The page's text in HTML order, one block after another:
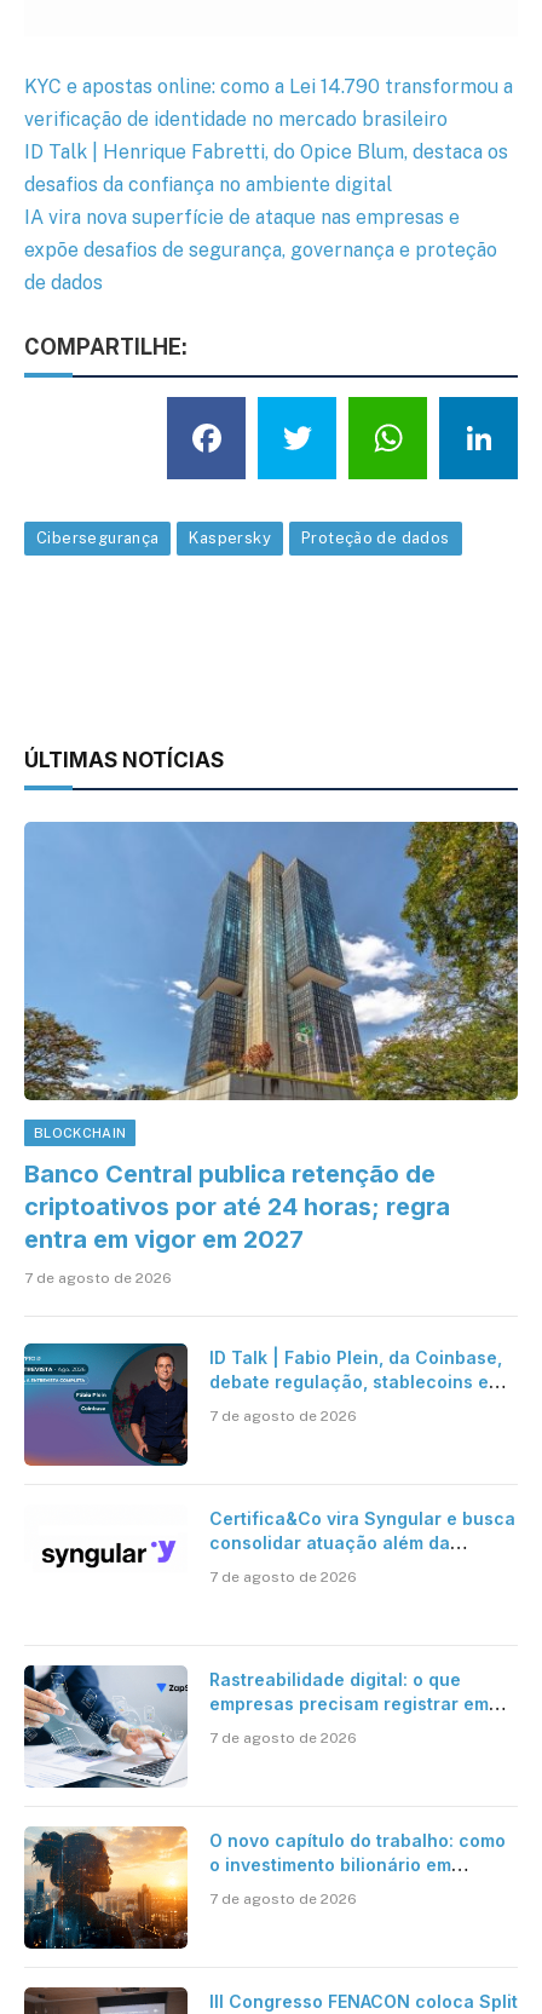
KYC e apostas online: como a Lei 14.790 transformou a
verificação de identidade no mercado brasileiro
ID Talk | Henrique Fabretti, do Opice Blum, destaca os
desafios da confiança no ambiente digital
IA vira nova superfície de ataque nas empresas e
expõe desafios de segurança, governança e proteção
de dados
COMPARTILHE:
Facebook
Twitter
Cibersegurança Kaspersky Proteção de dados
ÚLTIMAS NOTÍCIAS
BLOCKCHAIN
Banco Central publica retenção de
criptoativos por até 24 horas; regra
entra em vigor em 2027
7 de agosto de 2026
ID Talk | Fabio Plein, da Coinbase,
debate regulação, stablecoins e
7 de agosto de 2026
Certifica&Co vira Syngular e busca
consolidar atuação além da
7 de agosto de 2026
Rastreabilidade digital: o que
empresas precisam registrar em
7 de agosto de 2026
O novo capítulo do trabalho: como
o investimento bilionário em
verdadeira era da inteligência
7 de agosto de 2026
III Congresso FENACON coloca Split